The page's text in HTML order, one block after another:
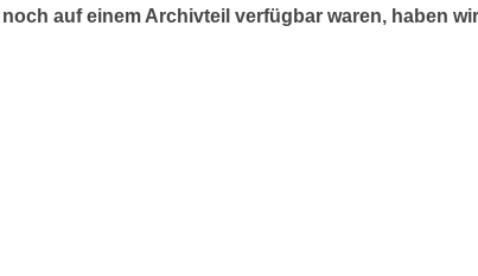
auf einem Archivteil verfügbar waren, haben